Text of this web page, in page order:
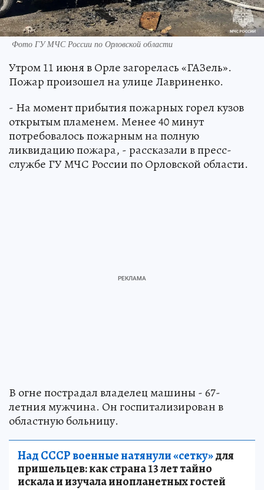
Фото ГУ МЧС России по Орловской области
Утром 11 июня в Орле загорелась «ГАЗель».
Пожар произошел на улице Лавриненко.
- На момент прибытия пожарных горел кузов
открытым пламенем. Менее 40 минут
потребовалось пожарным на полную
ликвидацию пожара, - рассказали в пресс-
службе ГУ МЧС России по Орловской области.
В огне пострадал владелец машины - 67-
летния мужчина. Он госпитализирован в
областную больницу.
Над СССР военные натянули «сетку»для
пришельцев: как страна 13 лет тайно
искала и изучала инопланетных гостей